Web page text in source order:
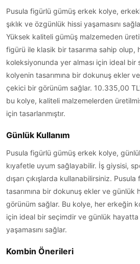
Pusula figürlü gümüş erkek kolye,
şıklık ve özgünlük hissi yaşamasını
Yüksek kaliteli gümüş malzemeden
figürü ile klasik bir tasarıma sahip olup,
koleksiyonunda yer alması için ideal bir
kolyenin tasarımına bir dokunuş ekler
çekici bir görünüm sağlar. 10.335,00
bu kolye, kaliteli malzemelerden
için tasarlanmıştır.
Günlük Kullanım
Pusula figürlü gümüş erkek kolye,
kıyafetle uyum sağlayabilir. İş giysisi,
dışarı çıkışlarda kullanabilirsiniz.
tasarımına bir dokunuş ekler ve
görünüm sağlar. Bu kolye, her erkeğin
için ideal bir seçimdir ve günlük hayatta
yaşamasını sağlar.
Kombin Önerileri